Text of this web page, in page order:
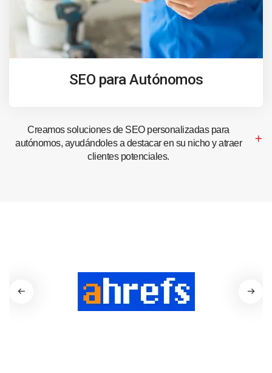
SEO para Autónomos
Creamos soluciones de SEO personalizadas para
autónomos, ayudándoles a destacar en su nicho y atraer
clientes potenciales.